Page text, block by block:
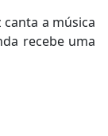
a música
recebe uma